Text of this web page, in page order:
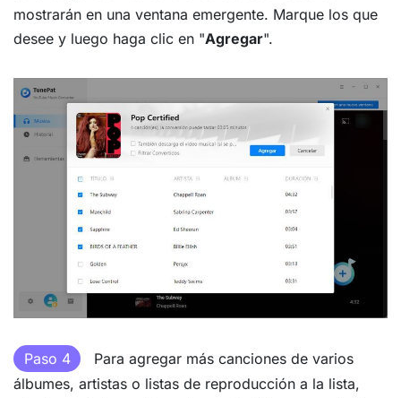
mostrarán en una ventana emergente. Marque los que
desee y luego haga clic en "Agregar".
Paso 4
Para agregar más canciones de varios
álbumes, artistas o listas de reproducción a la lista,